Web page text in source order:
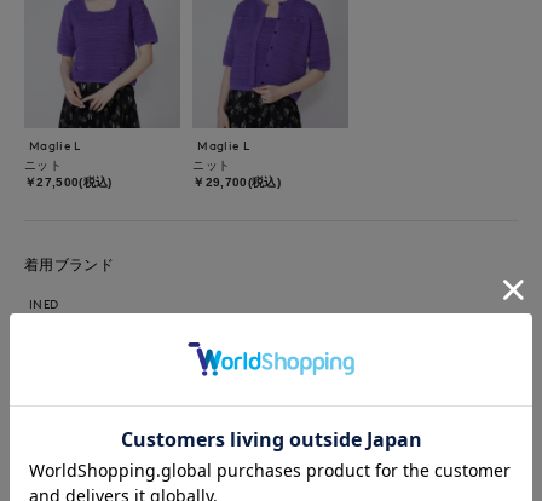
Maglie L
ニット
￥27,500(税込)
Maglie L
ニット
￥29,700(税込)
着用ブランド
INED
【着用サイズ/カラー】ブラウス:9号/ブラックパンツ:9号/オフホ
ワイト 休日に着たいデニムのコーディネートです。トップスは